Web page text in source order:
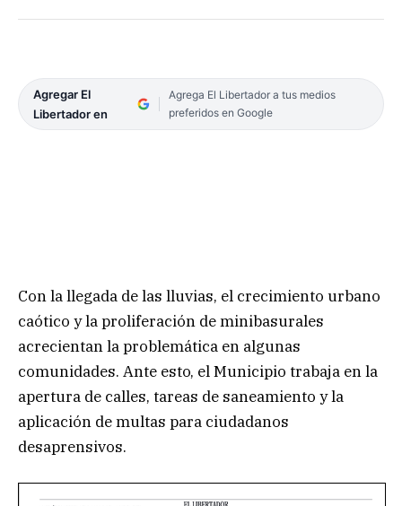
Agregar El
Libertador en
Agrega El Libertador a tus medios
preferidos en Google
Con la llegada de las lluvias, el crecimiento urbano
caótico y la proliferación de minibasurales
acrecientan la problemática en algunas
comunidades. Ante esto, el Municipio trabaja en la
apertura de calles, tareas de saneamiento y la
aplicación de multas para ciudadanos
desaprensivos.